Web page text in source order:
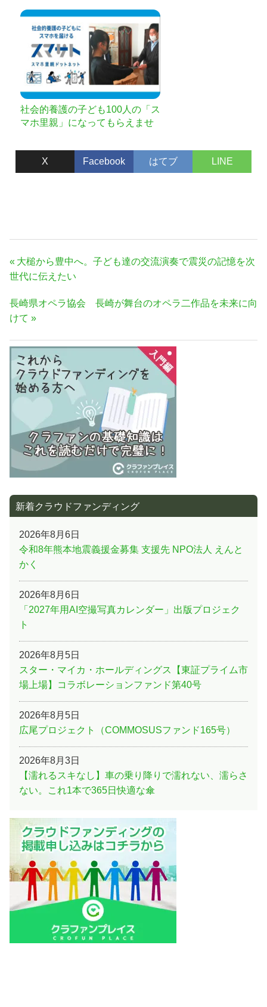
社会的養護の子ども100人の「ス
マホ里親」になってもらえませ
X Facebook はてブ LINE
投
稿
ビ
ゲ
ー
シ
ョ
ン
前
の
事:
大槌から豊中へ。子ども達の交流演奏で震災の記憶を次
世代に伝えたい
次
の
事:
長崎県オペラ協会 長崎が舞台のオペラ二作品を未来に向
けて
新着クラウドファンディング
2026年8月6日
令和8年熊本地震義援金募集 支援先 NPO法人 えんと
かく
2026年8月6日
「2027年用AI空撮写真カレンダー」出版プロジェク
ト
2026年8月5日
スター・マイカ・ホールディングス【東証プライム市
場上場】コラボレーションファンド第40号
2026年8月5日
広尾プロジェクト（COMMOSUSファンド165号）
2026年8月3日
【濡れるスキなし】車の乗り降りで濡れない、濡らさ
ない。これ1本で365日快適な傘